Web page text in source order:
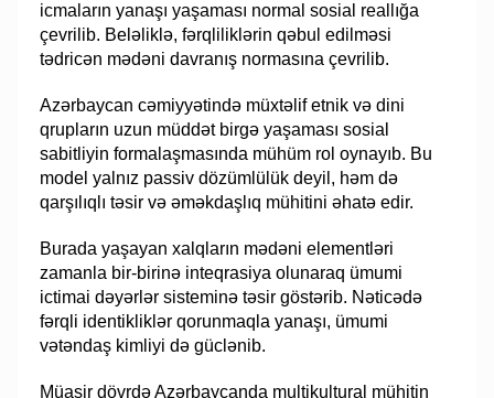
icmaların yanaşı yaşaması normal sosial reallığa
çevrilib. Beləliklə, fərqliliklərin qəbul edilməsi
tədricən mədəni davranış normasına çevrilib.
Azərbaycan cəmiyyətində müxtəlif etnik və dini
qrupların uzun müddət birgə yaşaması sosial
sabitliyin formalaşmasında mühüm rol oynayıb. Bu
model yalnız passiv dözümlülük deyil, həm də
qarşılıqlı təsir və əməkdaşlıq mühitini əhatə edir.
Burada yaşayan xalqların mədəni elementləri
zamanla bir-birinə inteqrasiya olunaraq ümumi
ictimai dəyərlər sisteminə təsir göstərib. Nəticədə
fərqli identikliklər qorunmaqla yanaşı, ümumi
vətəndaş kimliyi də güclənib.
Müasir dövrdə Azərbaycanda multikultural mühitin